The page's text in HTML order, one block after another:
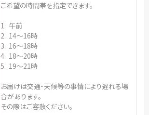
ご希望の時間帯を指定できます。
1. 午前
2. 14～16時
3. 16～18時
4. 18～20時
5. 19～21時
お届けは交通・天候等の事情により遅れる場
合があります。
その際はご容赦ください。